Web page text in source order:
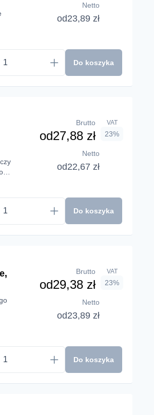
Netto
od23,89 zł
Do koszyka
Brutto
od27,88 zł
VAT
23%
Netto
od22,67 zł
Do koszyka
Brutto
od29,38 zł
VAT
23%
Netto
od23,89 zł
Do koszyka